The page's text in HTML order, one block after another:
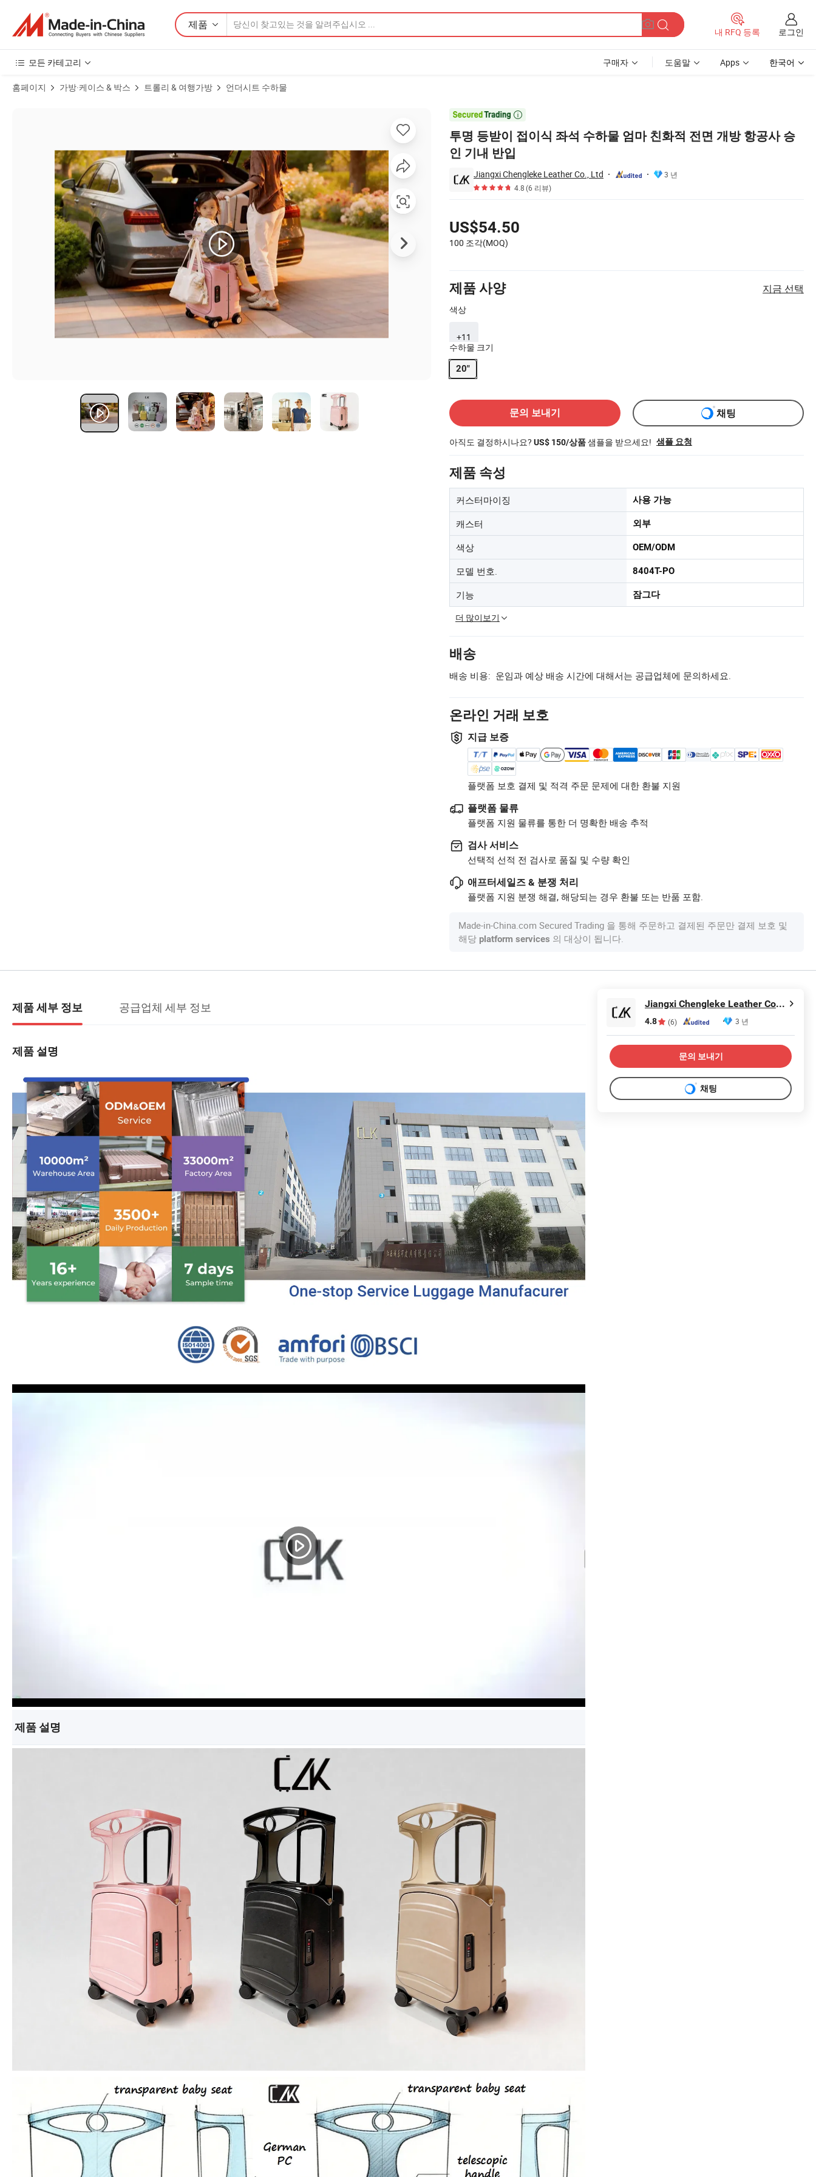
제품
내 RFQ 등록 로그인
모든 카테고리 구매자 도움말 Apps 한국어
홈페이지 가방·케이스 & 박스 트롤리 & 여행가방 언더시트 수하물

투명 등받이 접이식 좌석 수하물 엄마 친화적 전면 개방 항공사 승
인 기내 반입
Jiangxi Chengleke Leather Co., Ltd
3 년
4.8(6 리뷰)
US$54.50
100 조각(MOQ)
제품 사양 지금 선택
색상
+11
수하물 크기
20"
문의 보내기
채팅
아직도 결정하시나요? US$ 150/상품샘플을 받으세요! 샘플 요청
제품 속성
커스터마이징 사용 가능
캐스터 외부
색상 OEM/ODM
모델 번호. 8404T-PO
기능 잠그다
더 많이보기
배송
배송 비용: 운임과 예상 배송 시간에 대해서는 공급업체에 문의하세요.
온라인 거래 보호
지급 보증
플랫폼 보호 결제 및 적격 주문 문제에 대한 환불 지원
플랫폼 물류
플랫폼 지원 물류를 통한 더 명확한 배송 추적
검사 서비스
선택적 선적 전 검사로 품질 및 수량 확인
애프터세일즈 & 분쟁 처리
플랫폼 지원 분쟁 해결, 해당되는 경우 환불 또는 반품 포함.
Made-in-China.com Secured Trading 을 통해 주문하고 결제된 주문만 결제 보호 및
해당 platform services 의 대상이 됩니다.
제품 세부 정보 공급업체 세부 정보
제품 설명
제품 설명
Jiangxi Chengleke Leather Co., Ltd
4.8 (6) 3 년
문의 보내기
채팅